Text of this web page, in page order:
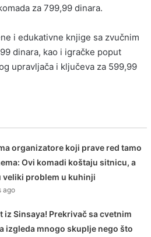
za 799,99 dinara.
i edukativne knjige sa zvučnim
dinara, kao i igračke poput
upravljača i ključeva za 599,99
organizatore koji prave red tamo
Ovi komadi koštaju sitnicu, a
veliki problem u kuhinji
ago
iz Sinsaya! Prekrivač sa cvetnim
izgleda mnogo skuplje nego što